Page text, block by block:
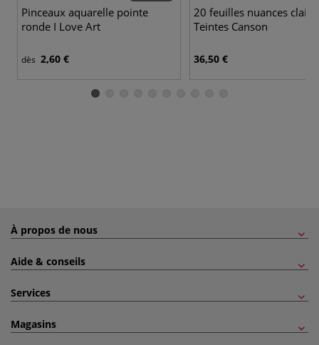
Pinceaux aquarelle pointe
ronde I Love Art
dès 2,60 €
20 feuilles nuances
Teintes Canson
36,50 €
À propos de nous
Aide & conseils
Services
Magasins